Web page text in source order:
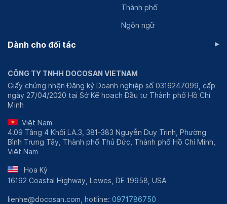
Thành phố
Ngôn ngữ
Dành cho đối tác ▸
CÔNG TY TNHH DOCOSAN VIETNAM
Giấy chứng nhận Đăng ký Doanh nghiệp số 0316247099, cấp
ngày 27/04/2020 tại Sở Kế hoạch Đầu tư Thành phố Hồ Chí
Minh
Việt Nam
4.09 Tầng 4 Khối LA.3, 381-383 Nguyễn Duy Trinh, Phường
Bình Trưng Tây, Thành phố Thủ Đức, Thành phố Hồ Chí Minh,
Việt Nam
Hoa Kỳ
16192 Coastal Highway, Lewes, DE 19958, USA
lienhe@docosan.com, hotline: 0971786750